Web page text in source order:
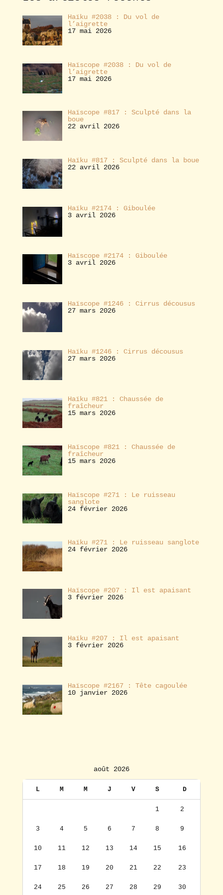
Haïku #2038 : Du vol de
l’aigrette
17 mai 2026
Haïscope #2038 : Du vol de
l’aigrette
17 mai 2026
Haïscope #817 : Sculpté dans la
boue
22 avril 2026
Haïku #817 : Sculpté dans la boue
22 avril 2026
Haïku #2174 : Giboulée
3 avril 2026
Haïscope #2174 : Giboulée
3 avril 2026
Haïscope #1246 : Cirrus décousus
27 mars 2026
Haïku #1246 : Cirrus décousus
27 mars 2026
Haïku #821 : Chaussée de
fraîcheur
15 mars 2026
Haïscope #821 : Chaussée de
fraîcheur
15 mars 2026
Haïscope #271 : Le ruisseau
sanglote
24 février 2026
Haïku #271 : Le ruisseau sanglote
24 février 2026
Haïscope #207 : Il est apaisant
3 février 2026
Haïku #207 : Il est apaisant
3 février 2026
Haïscope #2167 : Tête cagoulée
10 janvier 2026
août 2026
L M M J V S D
1 2
3 4 5 6 7 8 9
10 11 12 13 14 15 16
17 18 19 20 21 22 23
24 25 26 27 28 29 30